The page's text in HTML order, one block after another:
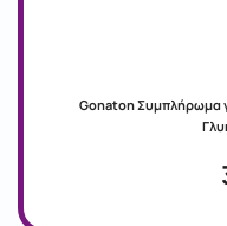
Gonaton Συμπλήρωμα για Αρθρώσεις Με Υαλουρονικό Οξύ